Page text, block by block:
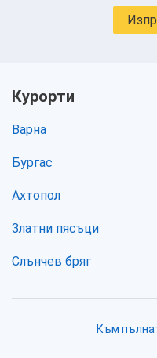
Курорти
Варна
Бургас
Ахтопол
Златни пясъци
Слънчев бряг
Към